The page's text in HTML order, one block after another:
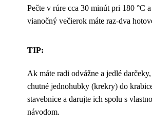
Pečte v rúre cca 30 minút pri 180 °C
vianočný večierok máte raz-dva
TIP:
Ak máte radi odvážne a jedlé
chutné jednohubky (krekry) do
stavebnice a darujte ich spolu s
návodom.